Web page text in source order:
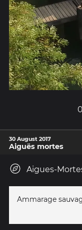
0
30 August 2017
Aiguës mortes
Aigues-
Ammarage